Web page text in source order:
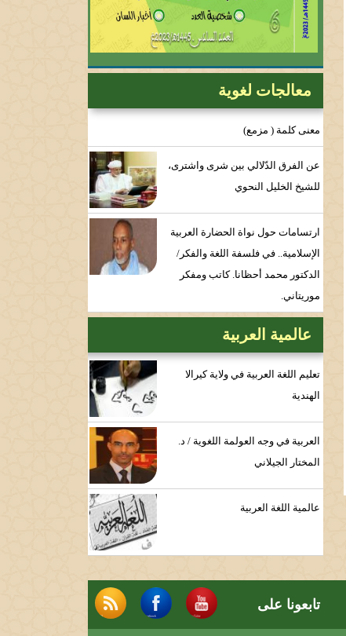
معالجات لغوية
معنى كلمة ( مزمع)
عن الفرق الدّلالي بين شرى واشترى،
للشيخ الخليل النحوي
ارتسامات حول نواة الحضارة العربية
الإسلامية.. في فلسفة اللغة والفكر/
الدكتور محمد أحظانا. كاتب ومفكر
موريتاني.
عالمية العربية
تعليم اللغة العربية في ولاية كيرالا
الهندية
العربية في وجه العولمة اللغوية / د.
المختار الجيلاني
عالمية اللغة العربية
تابعونا على